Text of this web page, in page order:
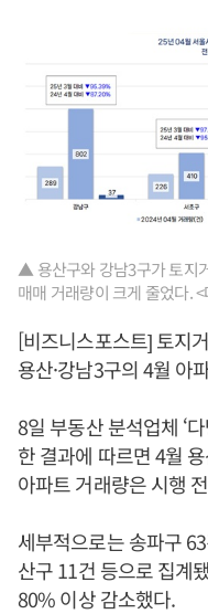
▲ 용산구와 강남3구가 토지
매매 거래량이 크게 줄었다.
[비즈니스포스트] 토지
용산·강남3구의 4월 아
8일 부동산 분석업체 ‘
한 결과에 따르면 4월
아파트 거래량은 시행
세부적으로는 송파구
산구 11건 등으로 집계
80% 이상 감소했다.